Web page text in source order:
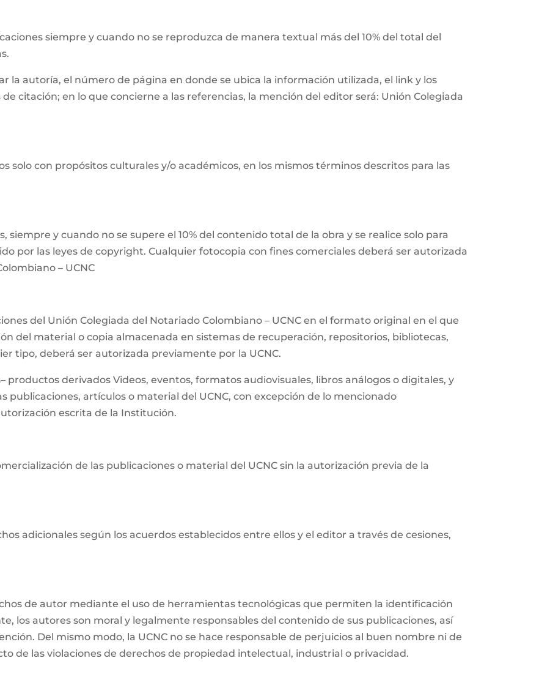
siempre y cuando no se reproduzca de manera textual más del 10% del total del
la autoría, el número de página en donde se ubica la información utilizada, el link y los
citación; en lo que concierne a las referencias, la mención del editor será: Unión Colegiada
solo con propósitos culturales y/o académicos, en los mismos términos descritos para las
siempre y cuando no se supere el 10% del contenido total de la obra y se realice solo para
por las leyes de copyright. Cualquier fotocopia con fines comerciales deberá ser autorizada
– UCNC
del Unión Colegiada del Notariado Colombiano – UCNC en el formato original en el que
del material o copia almacenada en sistemas de recuperación, repositorios, bibliotecas,
tipo, deberá ser autorizada previamente por la UCNC.
productos derivados Videos, eventos, formatos audiovisuales, libros análogos o digitales, y
publicaciones, artículos o material del UCNC, con excepción de lo mencionado
escrita de la Institución.
de las publicaciones o material del UCNC sin la autorización previa de la
adicionales según los acuerdos establecidos entre ellos y el editor a través de cesiones,
de autor mediante el uso de herramientas tecnológicas que permiten la identificación
los autores son moral y legalmente responsables del contenido de sus publicaciones, así
Del mismo modo, la UCNC no se hace responsable de perjuicios al buen nombre ni de
de las violaciones de derechos de propiedad intelectual, industrial o privacidad.